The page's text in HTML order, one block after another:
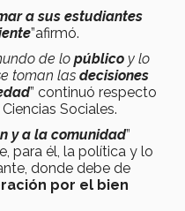
a sus estudiantes
”afirmó.
de lo público y lo
toman las decisiones
” continuó respecto
Sociales.
y a la comunidad”
para él, la política y lo
donde debe de
por el bien